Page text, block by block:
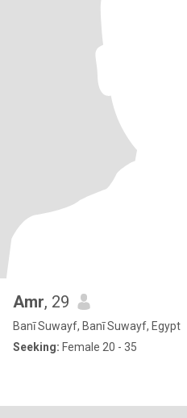
Amr, 29
Banī Suwayf, Banī Suwayf, Egypt
Seeking: Female 20 - 35